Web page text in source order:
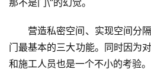
那不是门\”的幻觉。
营造私密空间、实现空间分
门最基本的三大功能。同时因为
和施工人员也是一个不小的考验。